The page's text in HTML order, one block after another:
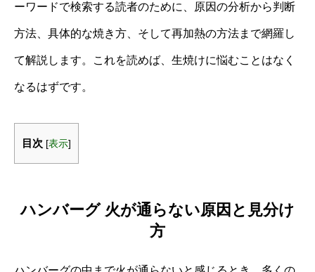
ーワードで検索する読者のために、原因の分析から判断
方法、具体的な焼き方、そして再加熱の方法まで網羅し
て解説します。これを読めば、生焼けに悩むことはなく
なるはずです。
目次 [表示]
ハンバーグ 火が通らない原因と見分け
方